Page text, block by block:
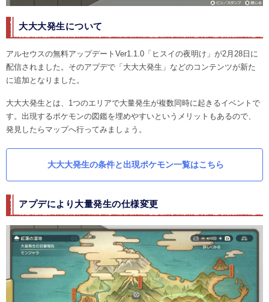
大大大発生について
アルセウスの無料アップデートVer1.1.0「ヒスイの夜明け」が2月28日に
配信されました。そのアプデで「大大大発生」などのコンテンツが新た
に追加となりました。
大大大発生とは、1つのエリアで大量発生が複数同時に起きるイベントで
す。出現するポケモンの図鑑を埋めやすいというメリットもあるので、
発見したらマップへ行ってみましょう。
大大大発生の条件と出現ポケモン一覧はこちら
アプデにより大量発生の仕様変更